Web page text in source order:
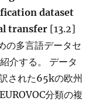
モ
デ
dataset
transfer [13.2]
の多言語データセ
介する。 データ
された65kの欧州
分類の複